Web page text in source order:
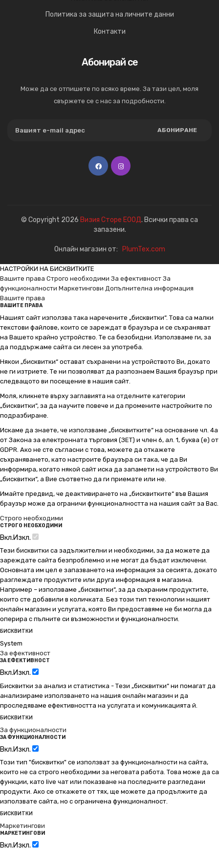
Политика за защита на личните данни
Контакти
Абонирай се
Може да се отпишете по всяко време. За тази цел, моля
свържете се с нас за подробности.
АБОНИРАНЕ
© Copyright 2026 Визия Сторе ЕООД. Всички права са
запазени.
Онлайн магазин от: PlumTex.com
НАСТРОЙКИ НА БИСКВИТКИТЕ
Вашите права Строго необходими За ефективност За
функционалности Маркетингови Допълнителна информация
Вашите права
ВАШИТЕ ПРАВА
Нашият сайт използва така наречените „бисквитки“. Това са малки
текстови файлове, които се зареждат в браузъра и се съхраняват
на Вашето крайно устройство. Те са безобидни. Използваме ги, за
да поддържаме сайта си лесен за употреба.
Някои „бисквитки“ остават съхранени на устройството Ви, докато
не ги изтриете. Те ни позволяват да разпознаем Вашия браузър при
следващото ви посещение в нашия сайт.
Моля, кликнете върху заглавията на отделните категории
„бисквитки“, за да научите повече и да промените настройките по
подразбиране.
Искаме да знаете, че използваме „бисквитките“ на основание чл. 4а
от Закона за електронната търговия (ЗЕТ) и член 6, ал. 1, буква (е) от
GDPR. Ако не сте съгласни с това, можете да откажете
съхраняването, като настроите браузъра си така, че да Ви
информира, когато някой сайт иска да запамети на устройството Ви
„бисквитки“, а Вие съответно да ги приемате или не.
Имайте предвид, че деактивирането на „бисквитките“ във Вашия
браузър може да ограничи функционалността на нашия сайт за Вас.
Строго необходими
СТРОГО НЕОБХОДИМИ
Вкл.Изкл.
Тези бисквитки са задължителни и необходими, за да можете да
зареждате сайта безпроблемно и не могат да бъдат изключени.
Основната им цел е запазването на информация за сесията, докато
разглеждате продуктите или друга информация в магазина.
Например – използваме „бисквитки“, за да съхраним продуктите,
които сте добавили в количката. Без този тип технологии нашият
онлайн магазин и услугата, която Ви предоставяме не би могла да
оперира с пълните си възможности и функционалности.
БИСКВИТКИ
System
За ефективност
ЗА ЕФЕКТИВНОСТ
Вкл.Изкл.
Бисквитки за анализ и статистика - Тези „бисквитки“ ни помагат да
анализираме използването на нашия онлайн магазин и да
проследяваме ефективността на услугата и комуникацията й.
БИСКВИТКИ
За функционалности
ЗА ФУНКЦИОНАЛНОСТИ
Вкл.Изкл.
Този тип "бисквитки" се използват за функционалности на сайта,
които не са строго необходими за неговата работа. Това може да са
функции, като live чат или показване на последните разгледани
продукти. Ако се откажете от тях, ще можете да продължите да
използвате сайта, но с ограничена функционалност.
БИСКВИТКИ
Маркетингови
МАРКЕТИНГОВИ
Вкл.Изкл.